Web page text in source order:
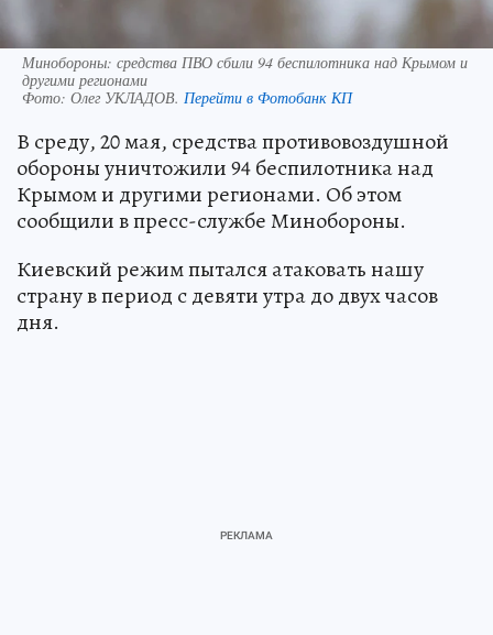
Минобороны: средства ПВО сбили 94 беспилотника над Крымом и
другими регионами
Фото: Олег УКЛАДОВ. Перейти в Фотобанк КП
В среду, 20 мая, средства противовоздушной
обороны уничтожили 94 беспилотника над
Крымом и другими регионами. Об этом
сообщили в пресс-службе Минобороны.
Киевский режим пытался атаковать нашу
страну в период с девяти утра до двух часов
дня.